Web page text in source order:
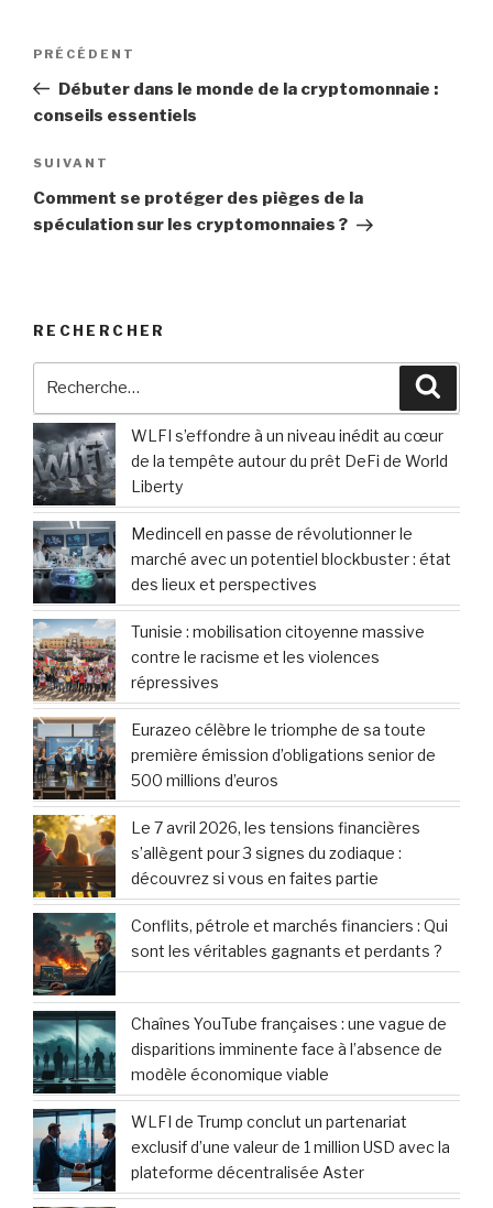
Navigation
l’article
Article
précédent
PRÉCÉDENT
Débuter dans le monde de la cryptomonnaie :
conseils essentiels
Article
suivant
SUIVANT
Comment se protéger des pièges de la
spéculation sur les cryptomonnaies ?
RECHERCHER
:
WLFI s’effondre à un niveau inédit au cœur
de la tempête autour du prêt DeFi de World
Liberty
Medincell en passe de révolutionner le
marché avec un potentiel blockbuster : état
des lieux et perspectives
Tunisie : mobilisation citoyenne massive
contre le racisme et les violences
répressives
Eurazeo célèbre le triomphe de sa toute
première émission d’obligations senior de
500 millions d’euros
Le 7 avril 2026, les tensions financières
s’allègent pour 3 signes du zodiaque :
découvrez si vous en faites partie
Conflits, pétrole et marchés financiers : Qui
sont les véritables gagnants et perdants ?
Chaînes YouTube françaises : une vague de
disparitions imminente face à l’absence de
modèle économique viable
WLFI de Trump conclut un partenariat
exclusif d’une valeur de 1 million USD avec la
plateforme décentralisée Aster